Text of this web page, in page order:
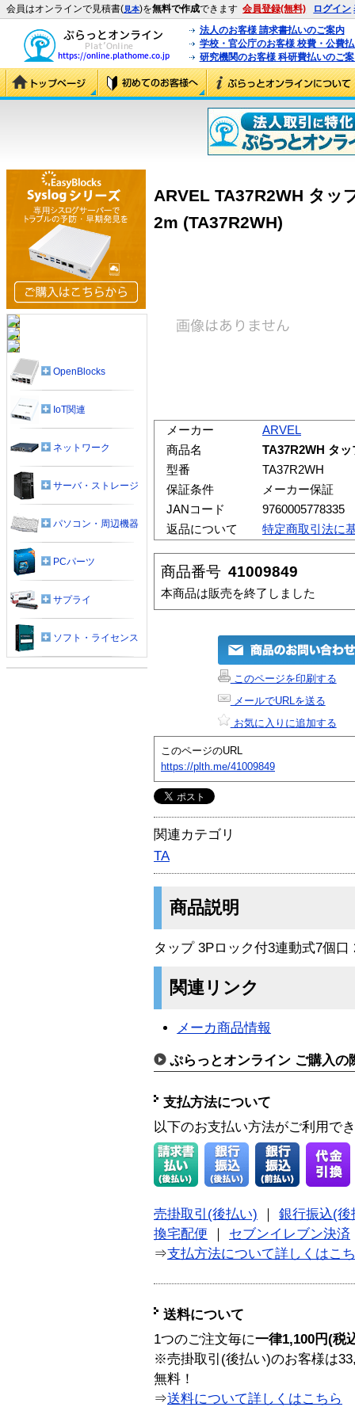
会員はオンラインで見積書(見本)を無料で作成できます 会員登録(無料) ログイン
法人のお客様 請求書払いのご案内
学校・官公庁のお客様 校費・公費
研究機関のお客様 科研費払いのご
ARVEL TA37R2WH タッ
2m (TA37R2WH)
メーカー
ARVEL
商品名
TA37R2WH タ
型番
TA37R2WH
保証条件
メーカー保証
JANコード
9760005778335
返品について
特定商取引法に
商品番号 41009849
本商品は販売を終了しました
このページを印刷する
メールでURLを送る
お気に入りに追加する
このページのURL
https://plth.me/41009849
関連カテゴリ
TA
商品説明
タップ 3Pロック付3連動式7個口
関連リンク
メーカ商品情報
ぷらっとオンライン ご購入の
支払方法について
以下のお支払い方法がご利用で
売掛取引(後払い)
銀行振込(後
換宅配便
セブンイレブン決済
⇒支払方法について詳しくはこ
送料について
1つのご注文毎に一律1,100円(税
※売掛取引(後払い)のお客様は
無料！
⇒送料について詳しくはこちら
OpenBlocks
IoT関連
ネットワーク
サーバ・ストレージ
パソコン・周辺機器
PCパーツ
サプライ
ソフト・ライセンス